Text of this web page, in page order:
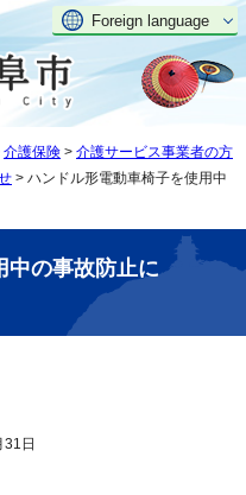
Foreign language
介護保険 > 介護サービス事業者の方
> ハンドル形電動車椅子を使用中
中の事故防止に
日